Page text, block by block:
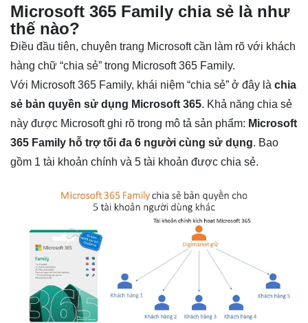
Microsoft 365 Family chia sẻ là như
thế nào?
Điều đầu tiên, chuyên trang Microsoft cần làm rõ với khách
hàng chữ “chia sẻ” trong Microsoft 365 Family.
Với Microsoft 365 Family, khái niệm “chia sẻ” ở đây là chia
sẻ bản quyền sử dụng Microsoft 365. Khả năng chia sẻ
này được Microsoft ghi rõ trong mô tả sản phẩm: Microsoft
365 Family hỗ trợ tối đa 6 người cùng sử dụng. Bao
gồm 1 tài khoản chính và 5 tài khoản được chia sẻ.